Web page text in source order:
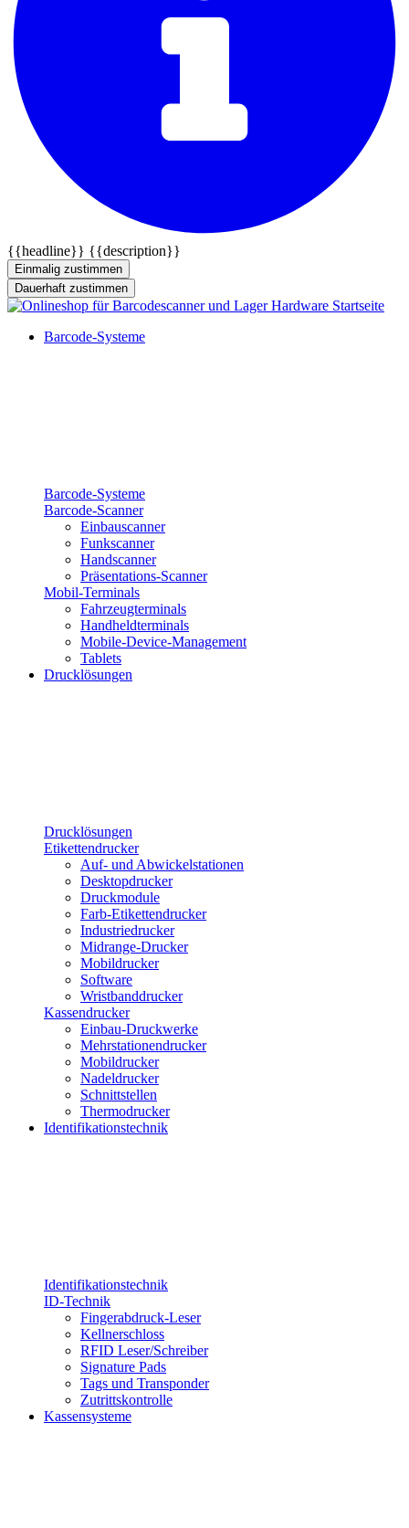
{{headline}} {{description}}
Einmalig zustimmen
Dauerhaft zustimmen
Barcode-Systeme
Barcode-Systeme
Barcode-Scanner
Einbauscanner
Funkscanner
Handscanner
Präsentations-Scanner
Mobil-Terminals
Fahrzeugterminals
Handheldterminals
Mobile-Device-Management
Tablets
Drucklösungen
Drucklösungen
Etikettendrucker
Auf- und Abwickelstationen
Desktopdrucker
Druckmodule
Farb-Etikettendrucker
Industriedrucker
Midrange-Drucker
Mobildrucker
Software
Wristbanddrucker
Kassendrucker
Einbau-Druckwerke
Mehrstationendrucker
Mobildrucker
Nadeldrucker
Schnittstellen
Thermodrucker
Identifikationstechnik
Identifikationstechnik
ID-Technik
Fingerabdruck-Leser
Kellnerschloss
RFID Leser/Schreiber
Signature Pads
Tags und Transponder
Zutrittskontrolle
Kassensysteme